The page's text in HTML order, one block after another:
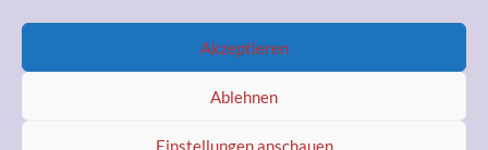
Akzeptieren
Ablehnen
Einstellungen anschauen
schließlich nicht an, ob ich Angehöriger oder Besucher
Hygieneregeln kenne und anwende.